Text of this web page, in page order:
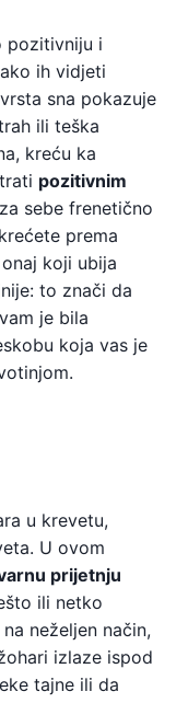
pozitivniju i
ih vidjeti
sna pokazuje
ili teška
kreću ka
pozitivnim
sebe frenetično
prema
koji ubija
to znači da
je bila
koja vas je
u krevetu,
U ovom
prijetnju
ili netko
neželjen način,
izlaze ispod
tajne ili da